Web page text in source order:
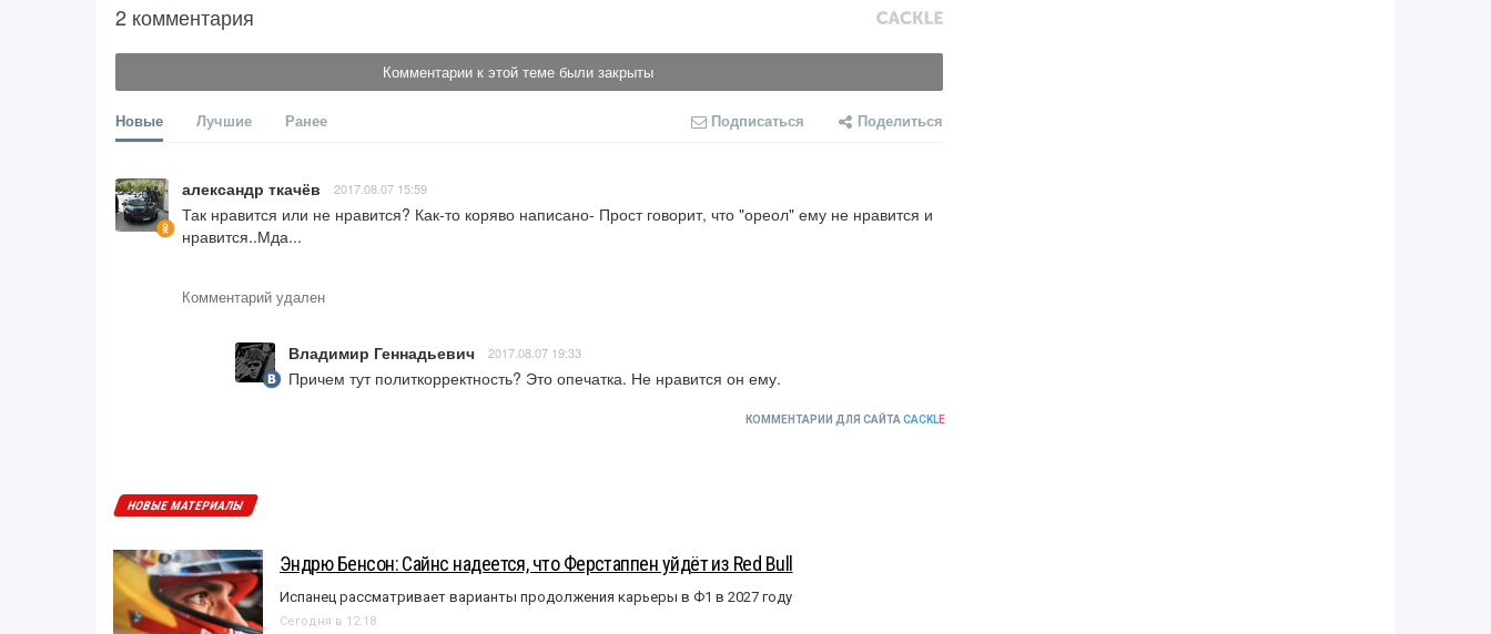
2 комментария
Комментарии к этой теме были закрыты
Новые Лучшие Ранее Подписаться Поделиться
александр ткачёв 2017.08.07 15:59
Так нравится или не нравится? Как-то коряво написано- Прост говорит, что "ореол" ему не нравится и
нравится..Мда...
Комментарий удален
Владимир Геннадьевич 2017.08.07 19:33
Причем тут политкорректность? Это опечатка. Не нравится он ему.
КОММЕНТАРИИ ДЛЯ САЙТА CACKLE
НОВЫЕ МАТЕРИАЛЫ
Эндрю Бенсон: Сайнс надеется, что Ферстаппен уйдёт из Red Bull
Испанец рассматривает варианты продолжения карьеры в Ф1 в 2027 году
Сегодня в 12:18